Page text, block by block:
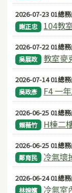
2026-07-23 01總
謝正忠 104教
2026-07-22 01總
吳展政 教室麥
2026-07-14 01總
吳政彥 F4 一
2026-06-25 01總
賴薇竹 H棟二
2026-06-25 01總
鄭育民 冷氣壞
2026-06-24 01總
林婉嬪 冷氣室